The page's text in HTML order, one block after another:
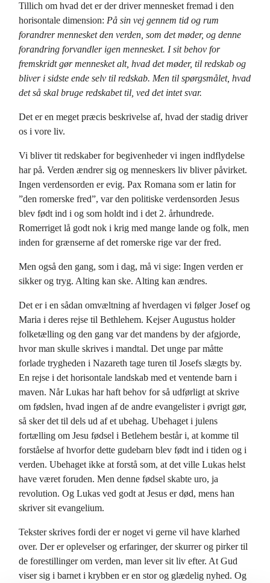
Tillich om hvad det er der driver mennesket fremad i den
horisontale dimension: På sin vej gennem tid og rum
forandrer mennesket den verden, som det møder, og denne
forandring forvandler igen mennesket. I sit behov for
fremskridt gør mennesket alt, hvad det møder, til redskab og
bliver i sidste ende selv til redskab. Men til spørgsmålet, hvad
det så skal bruge redskabet til, ved det intet svar.
Det er en meget præcis beskrivelse af, hvad der stadig driver
os i vore liv.
Vi bliver tit redskaber for begivenheder vi ingen indflydelse
har på. Verden ændrer sig og menneskers liv bliver påvirket.
Ingen verdensorden er evig. Pax Romana som er latin for
”den romerske fred”, var den politiske verdensorden Jesus
blev født ind i og som holdt ind i det 2. århundrede.
Romerriget lå godt nok i krig med mange lande og folk, men
inden for grænserne af det romerske rige var der fred.
Men også den gang, som i dag, må vi sige: Ingen verden er
sikker og tryg. Alting kan ske. Alting kan ændres.
Det er i en sådan omvæltning af hverdagen vi følger Josef og
Maria i deres rejse til Bethlehem. Kejser Augustus holder
folketælling og den gang var det mandens by der afgjorde,
hvor man skulle skrives i mandtal. Det unge par måtte
forlade trygheden i Nazareth tage turen til Josefs slægts by.
En rejse i det horisontale landskab med et ventende barn i
maven. Når Lukas har haft behov for så udførligt at skrive
om fødslen, hvad ingen af de andre evangelister i øvrigt gør,
så sker det til dels ud af et ubehag. Ubehaget i julens
fortælling om Jesu fødsel i Betlehem består i, at komme til
forståelse af hvorfor dette gudebarn blev født ind i tiden og i
verden. Ubehaget ikke at forstå som, at det ville Lukas helst
have været foruden. Men denne fødsel skabte uro, ja
revolution. Og Lukas ved godt at Jesus er død, mens han
skriver sit evangelium.
Tekster skrives fordi der er noget vi gerne vil have klarhed
over. Der er oplevelser og erfaringer, der skurrer og pirker til
de forestillinger om verden, man lever sit liv efter. At Gud
viser sig i barnet i krybben er en stor og glædelig nyhed. Og